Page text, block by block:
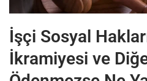
İşçi Sosyal
İkramiyesi ve